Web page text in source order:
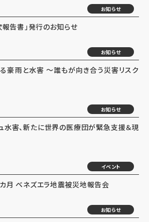
お知らせ
告書」発行のお知らせ
お知らせ
る豪雨と水害 ～誰もが向き合う災害リスク
お知らせ
水害、新たに世界の医療団が緊急支援＆現
イベント
月 ベネズエラ地震被災地報告会
お知らせ